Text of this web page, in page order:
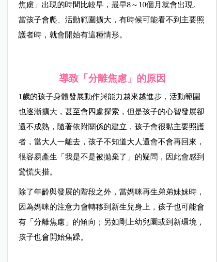
焦慮」出現的時間比較早，最早8～10個月就會出現。
當孩子會爬、活動範圍擴大，有時候可能看不到主要照
護者時，就會開始有這種情形。
導致「分離焦慮」的原因
1歲的孩子身體發展動作與能力越來越進步，活動範圍
也逐漸擴大，甚至會四處探索，但是孩子的心智發展卻
還不成熟，隨著依附關係的建立，孩子會很黏主要照護
者，當大人一離去，孩子不知道大人還會不會再回來，
很容易產生「我是不是被拋棄了」的疑問，因此會感到
驚慌失措。
除了年齡與發展的階段之外，當媽咪再生弟弟妹妹時，
因為媽咪的注意力會轉移到新生兒身上，孩子也可能會
有「分離焦慮」的傾向；另如剛上幼兒園或到新環境，
孩子也會開始焦躁。